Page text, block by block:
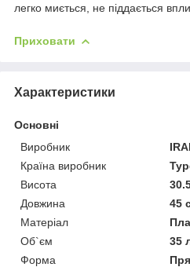
легко миється, не піддається
Приховати
Характеристики
Основні
Виробник
Країна виробник
Висота
Довжина
45
Матеріал
Об`єм
35
Форма